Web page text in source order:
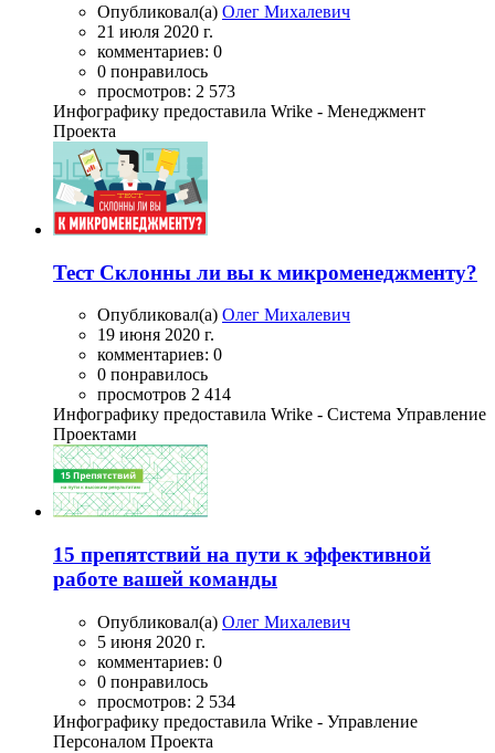
Опубликовал(а) Олег Михалевич
21 июля 2020 г.
комментариев: 0
0 понравилось
просмотров: 2 573
Инфографику предоставила Wrike - Менеджмент
Проекта
Тест Склонны ли вы к микроменеджменту?
Опубликовал(а) Олег Михалевич
19 июня 2020 г.
комментариев: 0
0 понравилось
просмотров 2 414
Инфографику предоставила Wrike - Система Управление
Проектами
15 препятствий на пути к эффективной
работе вашей команды
Опубликовал(а) Олег Михалевич
5 июня 2020 г.
комментариев: 0
0 понравилось
просмотров: 2 534
Инфографику предоставила Wrike - Управление
Персоналом Проекта